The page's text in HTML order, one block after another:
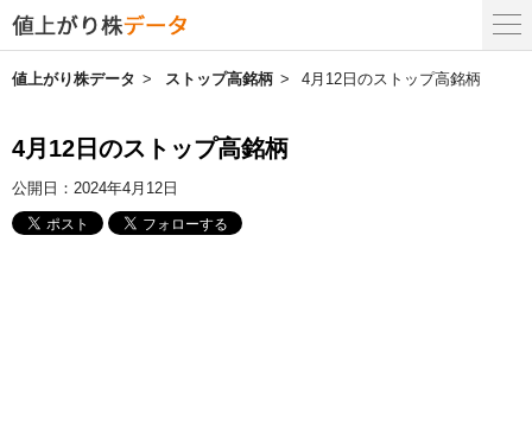
値上がり株データ ストップ高銘柄 4月12日のストップ高銘柄
4月12日のストップ高銘柄
公開日： 2024年4月12日